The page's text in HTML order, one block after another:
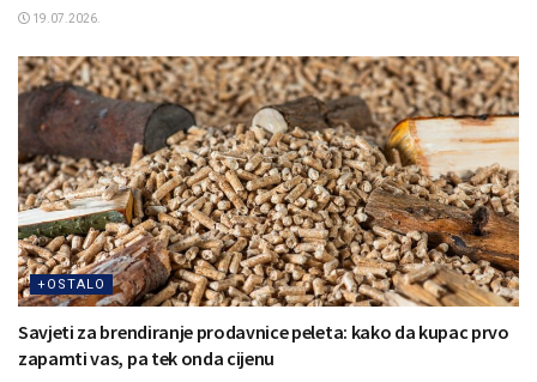
19.07.2026.
+OSTALO
Savjeti za brendiranje prodavnice peleta: kako da kupac prvo
zapamti vas, pa tek onda cijenu